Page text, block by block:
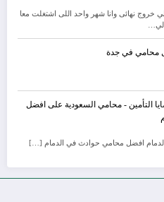
نهائى وانا شهر واحد اللى اشتغلت معا
لي…
محامي في جدة
- محامي السعودية على افضل
افضل محامي حوادث في الدمام […]